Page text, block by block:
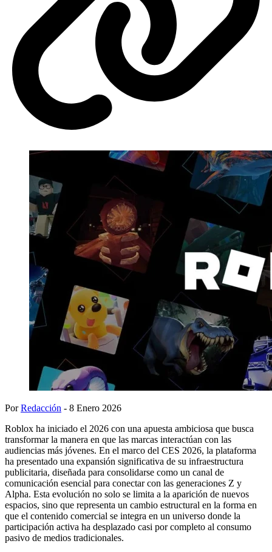
PorRedacción - 8 Enero 2026
Roblox ha iniciado el 2026 con una apuesta ambiciosa que busca
transformar la manera en que las marcas interactúan con las
audiencias más jóvenes. En el marco del CES 2026, la plataforma
ha presentado una expansión significativa de su infraestructura
publicitaria, diseñada para consolidarse como un canal de
comunicación esencial para conectar con las generaciones Z y
Alpha. Esta evolución no solo se limita a la aparición de nuevos
espacios, sino que representa un cambio estructural en la forma en
que el contenido comercial se integra en un universo donde la
participación activa ha desplazado casi por completo al consumo
pasivo de medios tradicionales.